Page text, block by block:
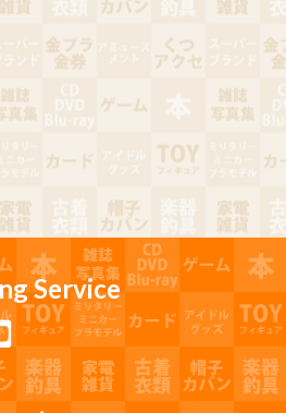
Service